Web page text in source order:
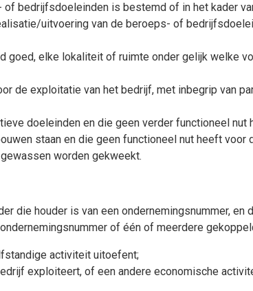
bedrijfsdoeleinden is bestemd of in het kader
uitvoering van de beroeps- of
goed, elke lokaliteit of ruimte onder gelijk welke
de exploitatie van het bedrijf, met inbegrip van
doeleinden en die geen verder functioneel nut
staan en die geen functioneel nut heeft voor
worden gekweekt.
die houder is van een ondernemingsnummer, en
of één of meerdere
activiteit uitoefent;
exploiteert, of een andere economische